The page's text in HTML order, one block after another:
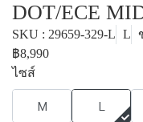
DOT/ECE
SKU : 29659-329-L L
฿8,990
ไซส์
M L